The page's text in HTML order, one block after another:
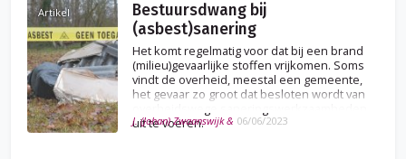
Artikel
Bestuursdwang bij
(asbest)sanering
Het komt regelmatig voor dat bij een brand
(milieu)gevaarlijke stoffen vrijkomen. Soms
vindt de overheid, meestal een gemeente,
het gevaar zo groot dat besloten wordt van
uit te voeren.
J. (Johan) Zwaanswijk & 06/06/2023